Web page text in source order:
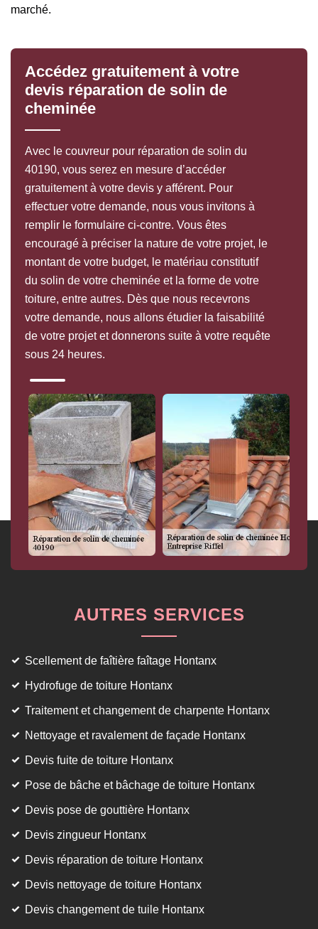
marché.
Accédez gratuitement à votre
devis réparation de solin de
cheminée
Avec le couvreur pour réparation de solin du
40190, vous serez en mesure d’accéder
gratuitement à votre devis y afférent. Pour
effectuer votre demande, nous vous invitons à
remplir le formulaire ci-contre. Vous êtes
encouragé à préciser la nature de votre projet, le
montant de votre budget, le matériau constitutif
du solin de votre cheminée et la forme de votre
toiture, entre autres. Dès que nous recevrons
votre demande, nous allons étudier la faisabilité
de votre projet et donnerons suite à votre requête
sous 24 heures.
AUTRES SERVICES
Scellement de faîtière faîtage Hontanx
Hydrofuge de toiture Hontanx
Traitement et changement de charpente Hontanx
Nettoyage et ravalement de façade Hontanx
Devis fuite de toiture Hontanx
Pose de bâche et bâchage de toiture Hontanx
Devis pose de gouttière Hontanx
Devis zingueur Hontanx
Devis réparation de toiture Hontanx
Devis nettoyage de toiture Hontanx
Devis changement de tuile Hontanx